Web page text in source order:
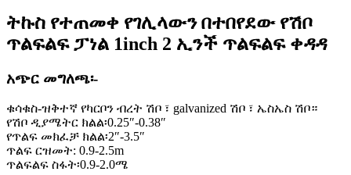
ትኩስ የተጠመቀ የገሊላውን በተበየደው የሽቦ
ጥልፍልፍ ፓነል 1inch 2 ኢንች ጥልፍልፍ ቀዳዳ
አጭር መግለጫ፡-
ቁሳቁስ-ዝቅተኛ የካርቦን ብረት ሽቦ ፣ galvanized ሽቦ ፣ ኤስኤስ ሽቦ።
የሽቦ ዲያሜትር ክልል፡0.25″-0.38″
የጥልፍ መክፈቻ ክልል፡2″-3.5″
ጥልፍ ርዝመት: 0.9-2.5m
ጥልፍልፍ ስፋት፡0.9-2.0ሜ